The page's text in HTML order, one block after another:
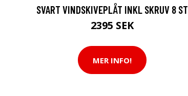
SVART VINDSKIVEPLÅT INKL SKRUV 8 ST
2395 SEK
MER INFO!